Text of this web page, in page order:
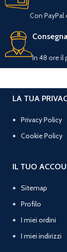
Con
In 48 ore il
LA TUA
Privacy Policy
Cookie Policy
IL TUO
Sitemap
Profilo
I miei ordini
I miei indirizzi